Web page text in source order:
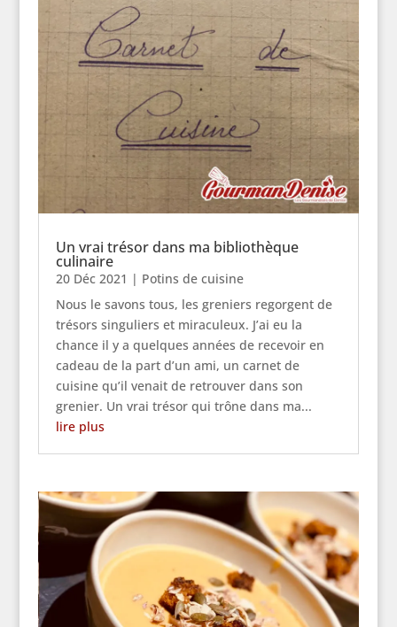
Un vrai trésor dans ma bibliothèque
culinaire
20 Déc 2021 | Potins de cuisine
Nous le savons tous, les greniers regorgent de
trésors singuliers et miraculeux. J’ai eu la
chance il y a quelques années de recevoir en
cadeau de la part d’un ami, un carnet de
cuisine qu’il venait de retrouver dans son
grenier. Un vrai trésor qui trône dans ma...
lire plus